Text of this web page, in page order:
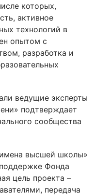
которых,
активное
технологий в
опытом с
разработка и
ведущие эксперты
подтверждает
сообщества
высшей школы»
Фонда
цель проекта –
передача